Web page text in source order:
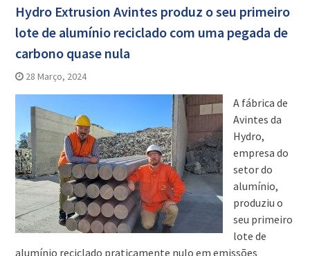
Hydro Extrusion Avintes produz o seu primeiro
lote de alumínio reciclado com uma pegada de
carbono quase nula
28 Março, 2024
A fábrica de
Avintes da
Hydro,
empresa do
setor do
alumínio,
produziu o
seu primeiro
lote de
alumínio reciclado praticamente nulo em emissões